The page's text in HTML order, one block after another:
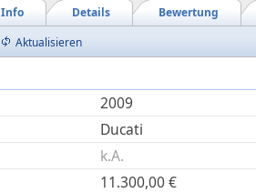
Bewertung
Details
Info
Aktualisieren
2009
Ducati
k.A.
11.300,00€